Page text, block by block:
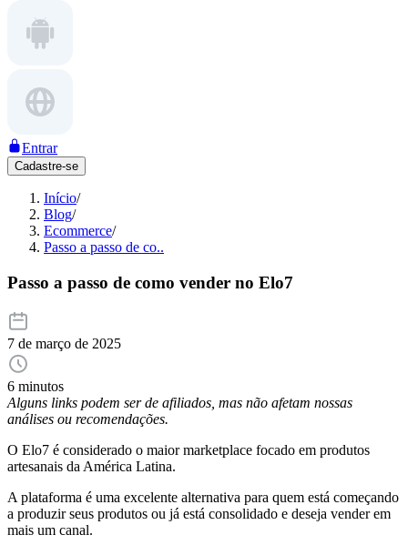
Entrar
Cadastre-se
Início/
Blog/
Ecommerce/
Passo a passo de co..
Passo a passo de como vender no Elo7
7 de março de 2025
6 minutos
Alguns links podem ser de afiliados, mas não afetam nossas
análises ou recomendações.
O Elo7 é considerado o maior marketplace focado em produtos
artesanais da América Latina.
A plataforma é uma excelente alternativa para quem está começando
a produzir seus produtos ou já está consolidado e deseja vender em
mais um canal.